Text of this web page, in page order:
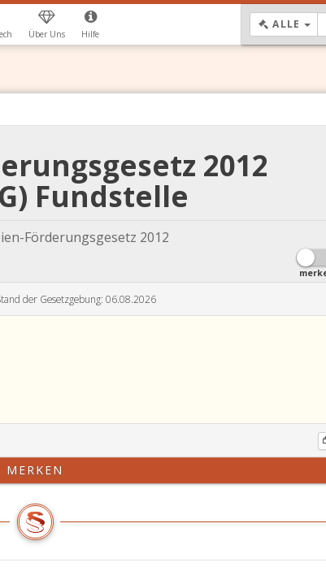
Über Uns Hilfe
ALLE
2012
Fundstelle
Förderungsgesetz 2012
der Gesetzgebung: 06.08.2026
MERKEN